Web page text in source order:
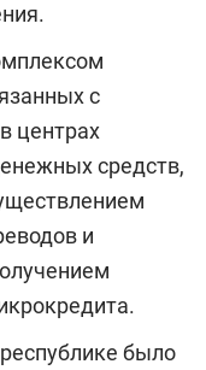
с
центрах
средств,
и
было